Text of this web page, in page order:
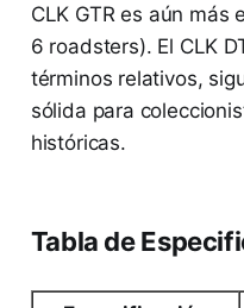
CLK GTR es aún más
6 roadsters). El CLK
términos relativos,
sólida para
históricas.
Tabla de